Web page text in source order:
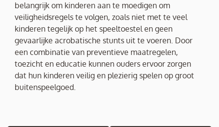
belangrijk om kinderen aan te moedigen om
veiligheidsregels te volgen, zoals niet met te veel
kinderen tegelijk op het speeltoestel en geen
gevaarlijke acrobatische stunts uit te voeren. Door
een combinatie van preventieve maatregelen,
toezicht en educatie kunnen ouders ervoor zorgen
dat hun kinderen veilig en plezierig spelen op groot
buitenspeelgoed.